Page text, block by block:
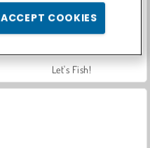
Let's Fish!
ACCEPT COOKIES